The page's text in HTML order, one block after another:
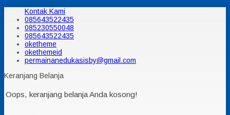
Kontak Kami
085643522435
085230550048
085643522435
oketheme
okethemeid
permainanedukasisby@gmail.com
Keranjang Belanja
Oops, keranjang belanja Anda kosong!